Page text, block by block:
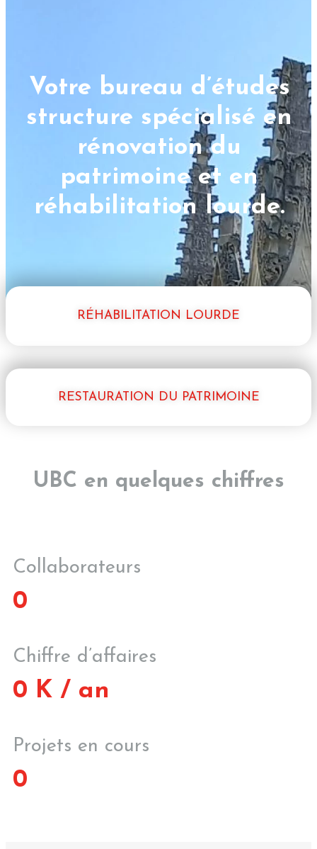
Votre bureau d’études
structure spécialisé en
rénovation du
patrimoine et en
réhabilitation lourde.
RÉHABILITATION LOURDE
RESTAURATION DU PATRIMOINE
UBC en quelques chiffres
Collaborateurs
0
Chiffre d’affaires
0 K / an
Projets en cours
0